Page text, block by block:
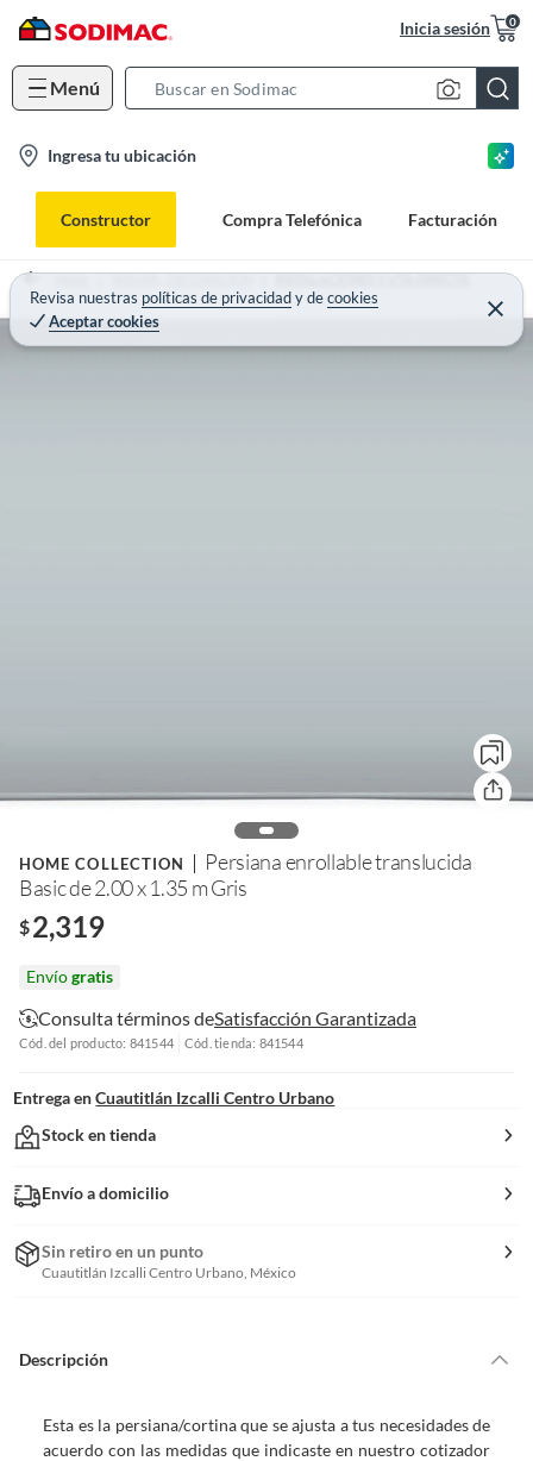
Inicia sesión 0
Menú
c
B
a
n
Ingresa tu ubicación
Constructor Compra Telefónica Facturación
Revisa nuestras políticas de privacidadydecookies
Aceptar cookies
Home HOGAR - DECORACION INSTALACIONES Y VTA DIRECTA
HOME COLLECTION
Persiana enrollable translucida
Basic de 2.00 x 1.35 m Gris
$2,319
Envíogratis
Consulta términos deSatisfacción Garantizada
Cód. del producto: 841544 Cód. tienda: 841544
Entrega en Cuautitlán Izcalli Centro Urbano
Stock en tienda
Envío a domicilio
Sin retiro en un punto
Cuautitlán Izcalli Centro Urbano, México
Descripción
Esta es la persiana/cortina que se ajusta a tus necesidades de
acuerdo con las medidas que indicaste en nuestro cotizador